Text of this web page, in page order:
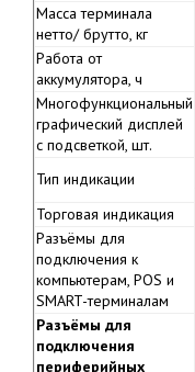
Масса терминала
нетто/ брутто, кг
Работа от
аккумулятора, ч
Многофункциональный
графический дисплей
с подсветкой, шт.
Тип индикации
Торговая индикация
Разъёмы для
подключения к
компьютерам, POS и
SMART-терминалам
Разъёмы для
подключения
периферийных